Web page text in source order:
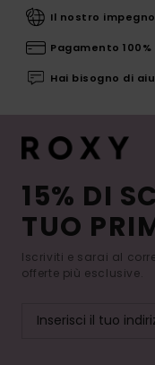
Il nostro
Pagamento
Hai bisogno di
15% DI
TUO
Iscriviti e sarai al
offerte più esclusive.